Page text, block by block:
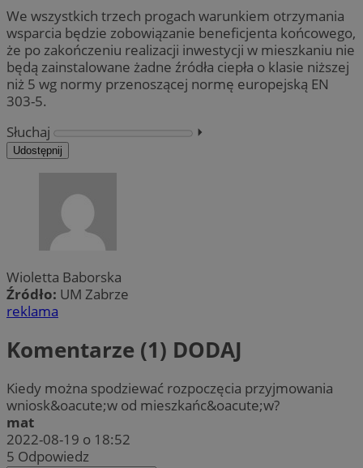
We wszystkich trzech progach warunkiem otrzymania
wsparcia będzie zobowiązanie beneficjenta końcowego,
że po zakończeniu realizacji inwestycji w mieszkaniu nie
będą zainstalowane żadne źródła ciepła o klasie niższej
niż 5 wg normy przenoszącej normę europejską EN
303-5.
Słuchaj
⏵︎
Udostępnij
Wioletta Baborska
Źródło: UM Zabrze
reklama
Komentarze (1) DODAJ
Kiedy można spodziewać rozpoczęcia przyjmowania
wniosk&oacute;w od mieszkańc&oacute;w?
mat
2022-08-19 o 18:52
5 Odpowiedz